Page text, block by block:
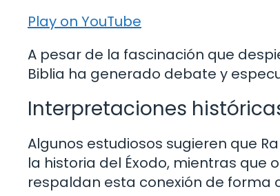
Play on YouTube
A pesar de la fascinación que
Biblia ha generado debate y
Interpretaciones
Algunos estudiosos sugieren que
la historia del Éxodo, mientras que
respaldan esta conexión de forma